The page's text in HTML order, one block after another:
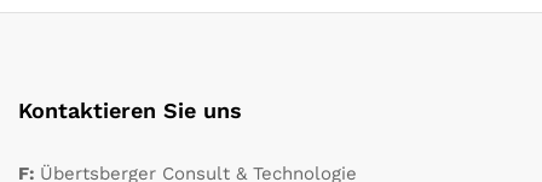
Kontaktieren Sie uns
F: Übertsberger Consult & Technologie